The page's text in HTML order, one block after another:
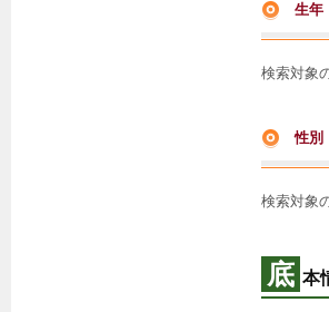
生年
検索対象
性別
検索対象
底 本